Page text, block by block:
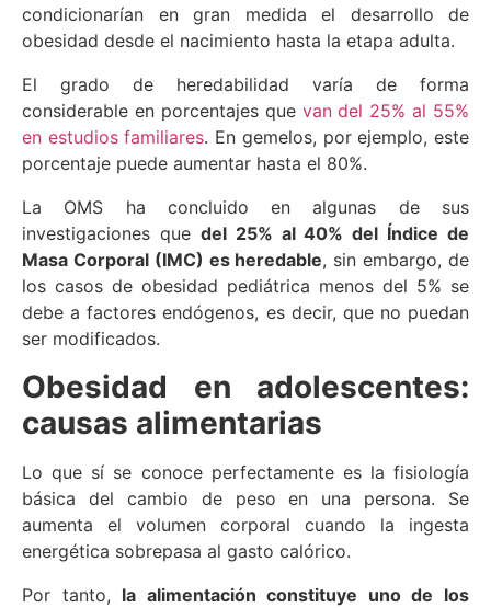
condicionarían en gran medida el desarrollo de
obesidad desde el nacimiento hasta la etapa adulta.
El grado de heredabilidad varía de forma
considerable en porcentajes que van del 25% al 55%
en estudios familiares. En gemelos, por ejemplo, este
porcentaje puede aumentar hasta el 80%.
La OMS ha concluido en algunas de sus
investigaciones que del 25% al 40% del Índice de
Masa Corporal (IMC) es heredable, sin embargo, de
los casos de obesidad pediátrica menos del 5% se
debe a factores endógenos, es decir, que no puedan
ser modificados.
Obesidad en adolescentes:
causas alimentarias
Lo que sí se conoce perfectamente es la fisiología
básica del cambio de peso en una persona. Se
aumenta el volumen corporal cuando la ingesta
energética sobrepasa al gasto calórico.
Por tanto, la alimentación constituye uno de los